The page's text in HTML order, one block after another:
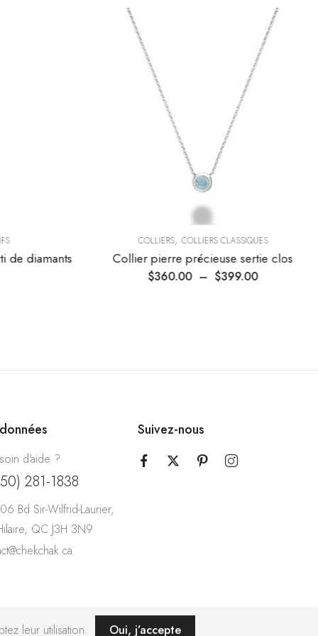
de diamants
COLLIERS, COLLIERS CLASSIQUES
Collier pierre précieuse sertie clos
$360.00 – $399.00
d'aide ?
281-1838
Bd Sir-Wilfrid-Laurier,
QC J3H 3N9
Suivez-nous
leur utilisation. Oui, j’accepte